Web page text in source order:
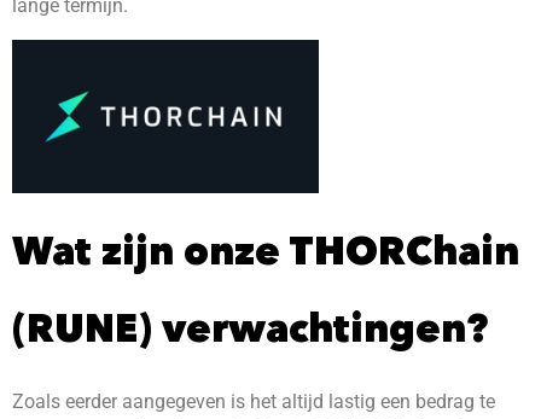
lange termijn.
Wat zijn onze THORChain
(RUNE) verwachtingen?
Zoals eerder aangegeven is het altijd lastig een bedrag te